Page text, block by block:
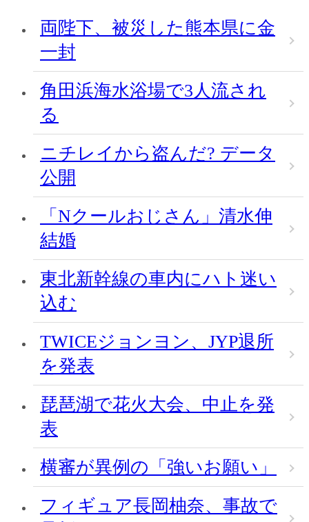
両陛下、被災した熊本県に金
一封
角田浜海水浴場で3人流され
る
ニチレイから盗んだ? データ
公開
「Nクールおじさん」清水伸
結婚
東北新幹線の車内にハト迷い
込む
TWICEジョンヨン、JYP退所
を発表
琵琶湖で花火大会、中止を発
表
横審が異例の「強いお願い」
フィギュア長岡柚奈、事故で